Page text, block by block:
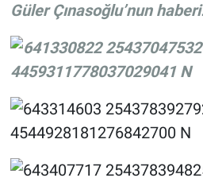
Güler Çınasoğlu’nun